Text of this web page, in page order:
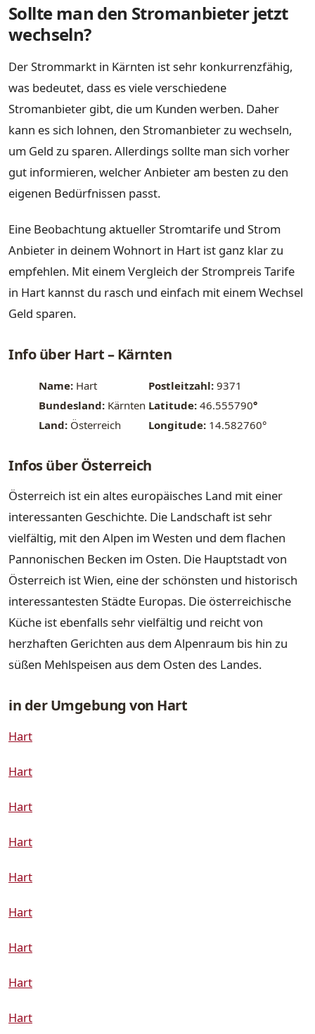
Sollte man den Stromanbieter jetzt
wechseln?
Der Strommarkt in Kärnten ist sehr konkurrenzfähig,
was bedeutet, dass es viele verschiedene
Stromanbieter gibt, die um Kunden werben. Daher
kann es sich lohnen, den Stromanbieter zu wechseln,
um Geld zu sparen. Allerdings sollte man sich vorher
gut informieren, welcher Anbieter am besten zu den
eigenen Bedürfnissen passt.
Eine Beobachtung aktueller Stromtarife und Strom
Anbieter in deinem Wohnort in Hart ist ganz klar zu
empfehlen. Mit einem Vergleich der Strompreis Tarife
in Hart kannst du rasch und einfach mit einem Wechsel
Geld sparen.
Info über Hart – Kärnten
Name: Hart Postleitzahl: 9371
Bundesland: Kärnten Latitude: 46.555790°
Land: Österreich Longitude: 14.582760°
Infos über Österreich
Österreich ist ein altes europäisches Land mit einer
interessanten Geschichte. Die Landschaft ist sehr
vielfältig, mit den Alpen im Westen und dem flachen
Pannonischen Becken im Osten. Die Hauptstadt von
Österreich ist Wien, eine der schönsten und historisch
interessantesten Städte Europas. Die österreichische
Küche ist ebenfalls sehr vielfältig und reicht von
herzhaften Gerichten aus dem Alpenraum bis hin zu
süßen Mehlspeisen aus dem Osten des Landes.
in der Umgebung von Hart
Hart
Hart
Hart
Hart
Hart
Hart
Hart
Hart
Hart